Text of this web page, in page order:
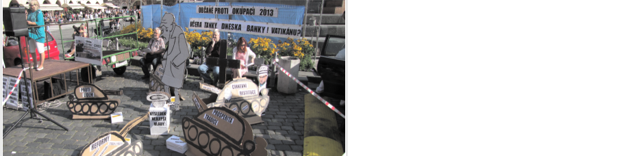
Občané proti okupaci 2013
23.8.2013 -Zprávy z domova
...